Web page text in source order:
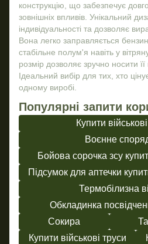
конструкцію, що забезпечує
зовнішніх впливів. Унікальний
індивідуальності та дозволяє
Вона легко заправляється
стабільне полум'я навіть у
розмір дозволяє зручно носити
Ідеальний вибір для тих, хто
одному виробі.
Популярні запити
Купити
Воєнне
Бойова сорочка зсу
Підсумок для аптечки
Термобілизна
Обкладинка
Сокира
Купити військові труси